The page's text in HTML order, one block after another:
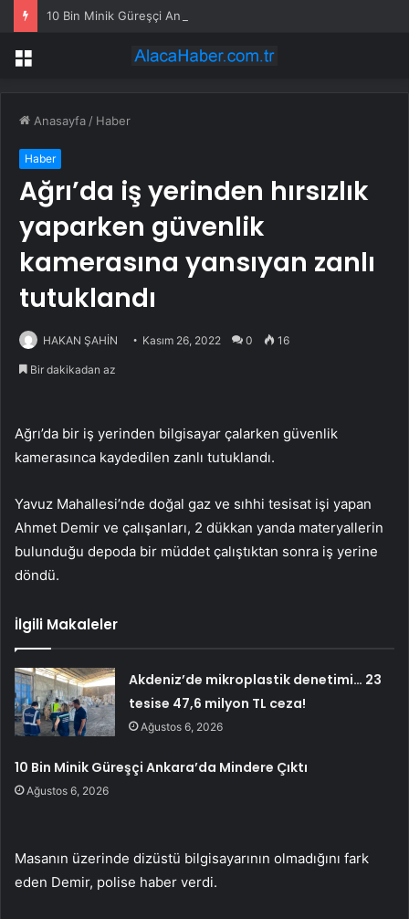
10 Bin Minik Güreşçi Ankara’da Mindere Çıktı
Menü
Anasayfa / Haber
Haber
Ağrı’da iş yerinden hırsızlık
yaparken güvenlik
kamerasına yansıyan zanlı
tutuklandı
HAKAN ŞAHİN Kasım 26, 2022 0 16
Bir dakikadan az
Ağrı’da bir iş yerinden bilgisayar çalarken güvenlik
kamerasınca kaydedilen zanlı tutuklandı.
Yavuz Mahallesi’nde doğal gaz ve sıhhi tesisat işi yapan
Ahmet Demir ve çalışanları, 2 dükkan yanda materyallerin
bulunduğu depoda bir müddet çalıştıktan sonra iş yerine
döndü.
İlgili Makaleler
Akdeniz’de mikroplastik denetimi… 23
tesise 47,6 milyon TL ceza!
Ağustos 6, 2026
10 Bin Minik Güreşçi Ankara’da Mindere Çıktı
Ağustos 6, 2026
Masanın üzerinde dizüstü bilgisayarının olmadığını fark
eden Demir, polise haber verdi.